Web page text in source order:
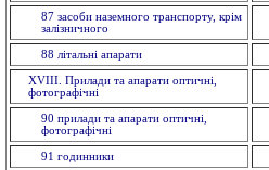
87 засоби наземного транспорту, крім
залізничного
88 літальні апарати
XVIII. Прилади та апарати оптичнi,
фотографічні
90 прилади та апарати оптичнi,
фотографічні
91 годинники